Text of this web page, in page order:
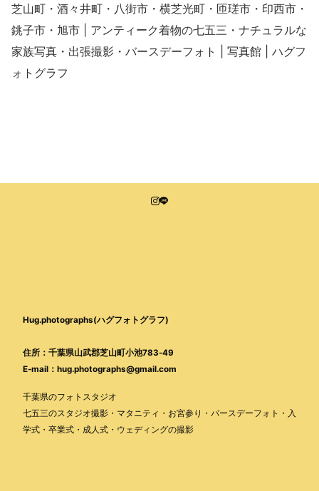
芝山町・酒々井町・八街市・横芝光町・匝瑳市・印西市・
銚子市・旭市 | アンティーク着物の七五三・ナチュラルな
家族写真・出張撮影・バースデーフォト | 写真館 | ハグフ
ォトグラフ
Hug.photographs(ハグフォトグラフ)
住所：千葉県山武郡芝山町小池783-49
E-mail：hug.photographs@gmail.com
千葉県のフォトスタジオ
七五三のスタジオ撮影・マタニティ・お宮参り・バースデーフォト・入
学式・卒業式・成人式・ウェディングの撮影